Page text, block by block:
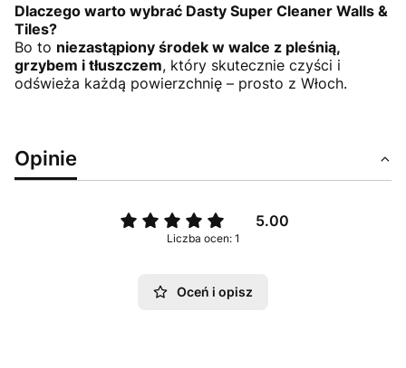
Dlaczego warto wybrać Dasty Super Cleaner Walls &
Tiles?
Bo to niezastąpiony środek w walce z pleśnią,
grzybem i tłuszczem, który skutecznie czyści i
odświeża każdą powierzchnię – prosto z Włoch.
Opinie
5.00
Liczba ocen: 1
Oceń i opisz